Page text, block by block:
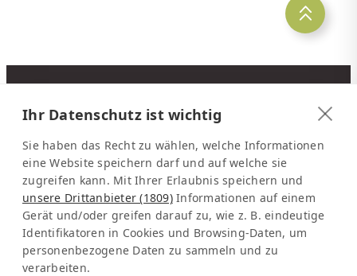
KONTAKT
Latinconnect
c/o DMC Systems SA
Sabana Sur, Calle 66
Edificio ARA Tours
10108 San José
Costa Rica
Vertretung Europa:
Ihr Datenschutz ist wichtig
Sie haben das Recht zu wählen, welche Informationen
eine Website speichern darf und auf welche sie
zugreifen kann. Mit Ihrer Erlaubnis speichern und
unsere Drittanbieter (1809)Informationen auf einem
Gerät und/oder greifen darauf zu, wie z. B. eindeutige
Identifikatoren in Cookies und Browsing-Daten, um
personenbezogene Daten zu sammeln und zu
verarbeiten.